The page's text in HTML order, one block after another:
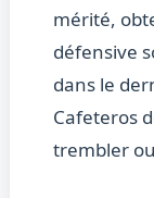
mérité,
défensive
dans le
Cafeteros
trembler